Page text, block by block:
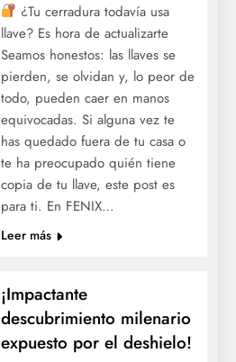
¿Tu cerradura todavía usa
llave? Es hora de actualizarte
Seamos honestos: las llaves se
pierden, se olvidan y, lo peor de
todo, pueden caer en manos
equivocadas. Si alguna vez te
has quedado fuera de tu casa o
te ha preocupado quién tiene
copia de tu llave, este post es
para ti. En FENIX…
Leer más
¡Impactante
descubrimiento milenario
expuesto por el deshielo!